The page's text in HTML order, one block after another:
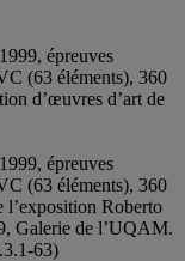
épreuves
(63 éléments), 360
d’œuvres d’art de
épreuves
(63 éléments), 360
l’exposition Roberto
Galerie de l’UQAM.
63)